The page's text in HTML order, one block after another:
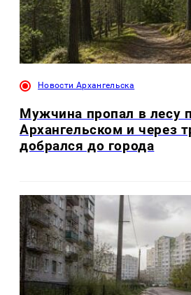
Новости Архангельска
Мужчина пропал в лесу
Архангельском и через
добрался до города